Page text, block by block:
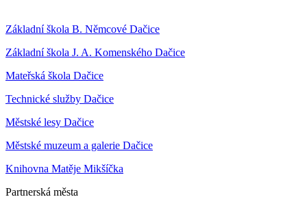
Základní škola B. Němcové Dačice
Základní škola J. A. Komenského Dačice
Mateřská škola Dačice
Technické služby Dačice
Městské lesy Dačice
Městské muzeum a galerie Dačice
Knihovna Matěje Mikšíčka
Partnerská města